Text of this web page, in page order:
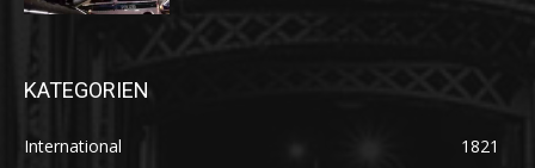
KATEGORIEN
International
1821